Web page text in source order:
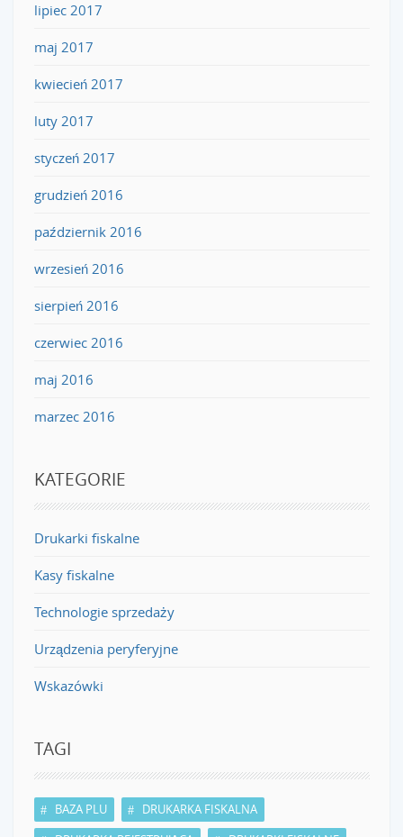
lipiec 2017
maj 2017
kwiecień 2017
luty 2017
styczeń 2017
grudzień 2016
październik 2016
wrzesień 2016
sierpień 2016
czerwiec 2016
maj 2016
marzec 2016
KATEGORIE
Drukarki fiskalne
Kasy fiskalne
Technologie sprzedaży
Urządzenia peryferyjne
Wskazówki
TAGI
BAZA PLU
DRUKARKA FISKALNA